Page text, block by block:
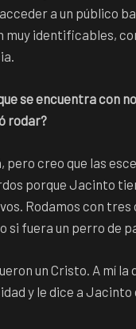
a un público
muy identificables,
se encuentra con
rodar?
pero creo que las
porque Jacinto
Rodamos con
si fuera un perro de
un Cristo. A mí la
y le dice a Jacinto